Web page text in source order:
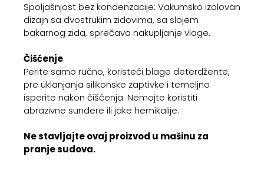
Spoljašnjost bez kondenzacije: Vakumsko izolovan
dizajn sa dvostrukim zidovima, sa slojem
bakarnog zida, sprečava nakupljanje vlage.
Čišćenje
Perite samo ručno, koristeći blage deterdžente,
pre uklanjanja silikonske zaptivke i temeljno
isperite nakon čišćenja. Nemojte koristiti
abrazivne sunđere ili jake hemikalije.
Ne stavljajte ovaj proizvod u mašinu za
pranje sudova.